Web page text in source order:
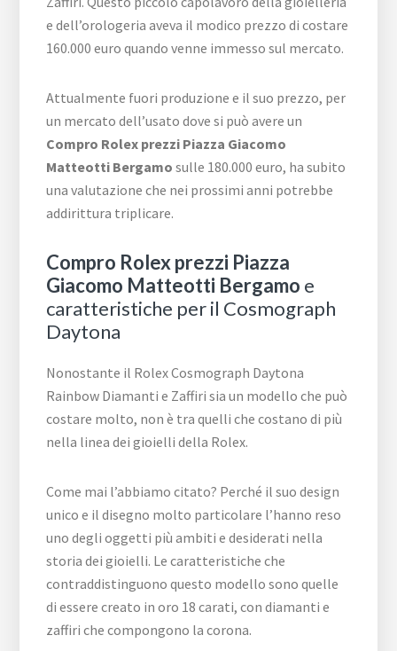
e dell’orologeria aveva il modico prezzo di costare
160.000 euro quando venne immesso sul mercato.
Attualmente fuori produzione e il suo prezzo, per
un mercato dell’usato dove si può avere un
Compro Rolex prezzi Piazza Giacomo
Matteotti Bergamo sulle 180.000 euro, ha subito
una valutazione che nei prossimi anni potrebbe
addirittura triplicare.
Compro Rolex prezzi Piazza
Giacomo Matteotti Bergamo e
caratteristiche per il Cosmograph
Daytona
Nonostante il Rolex Cosmograph Daytona
Rainbow Diamanti e Zaffiri sia un modello che può
costare molto, non è tra quelli che costano di più
nella linea dei gioielli della Rolex.
Come mai l’abbiamo citato? Perché il suo design
unico e il disegno molto particolare l’hanno reso
uno degli oggetti più ambiti e desiderati nella
storia dei gioielli. Le caratteristiche che
contraddistinguono questo modello sono quelle
di essere creato in oro 18 carati, con diamanti e
zaffiri che compongono la corona.